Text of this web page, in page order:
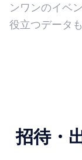
ンワンのイベ
役立つデータ
招待・